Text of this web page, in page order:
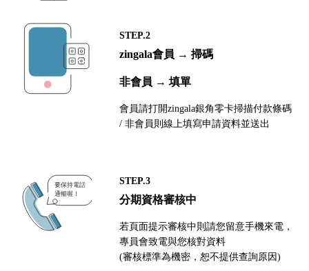
STEP.2
zingala會員 → 掃碼
非會員 → 填單
會員請打開zingala銀角零卡掃描付款條碼
/ 非會員則線上填寫申請資料並送出
STEP.3
分期資格審核中
若頁面提示審核中則請您留意手機來電，
專員會致電與您核對資料
(審核標準為機密，恕不提供查詢原因)